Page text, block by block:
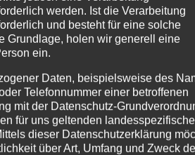
mit seinen Klausen freuen.
werden. Ist die Verarbeitung
und besteht für eine solche
Grundlage, holen wir generell eine
ein.
Daten, beispielsweise des
Telefonnummer einer betroffenen
mit der Datenschutz-
für uns geltenden
dieser Datenschutzerklärung
über Art, Umfang und Zweck